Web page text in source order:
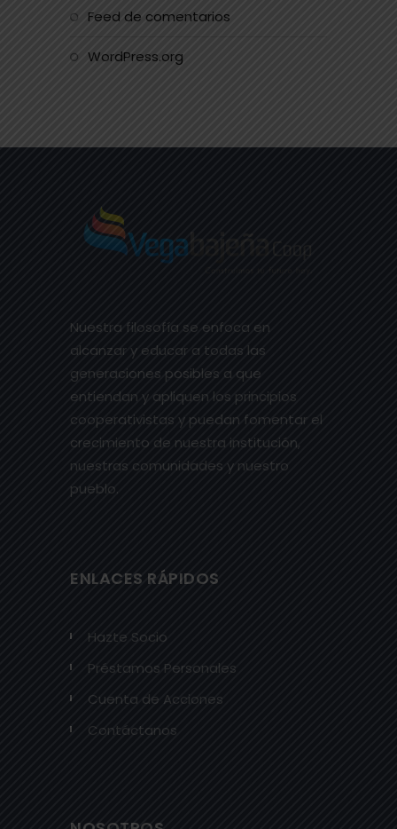
Feed de comentarios
WordPress.org
Nuestra filosofía se enfoca en
alcanzar y educar a todas las
generaciones posibles a que
entiendan y apliquen los principios
cooperativistas y puedan fomentar el
crecimiento de nuestra institución,
nuestras comunidades y nuestro
pueblo.
ENLACES RÁPIDOS
Hazte Socio
Préstamos Personales
Cuenta de Acciones
Contáctanos